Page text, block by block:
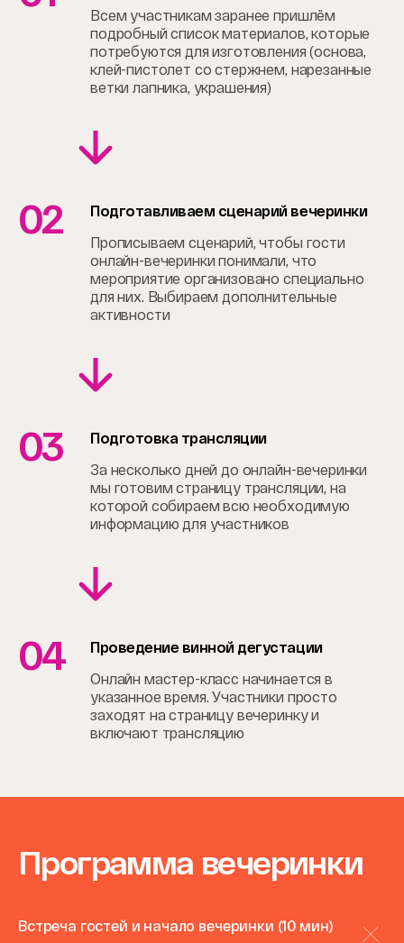
Всем участникам заранее пришлём
подробный список материалов, которые
потребуются для изготовления (основа,
клей-пистолет со стержнем, нарезанные
ветки лапника, украшения)
02 Подготавливаем сценарий вечеринки
Прописываем сценарий, чтобы гости
онлайн-вечеринки понимали, что
мероприятие организовано специально
для них. Выбираем дополнительные
активности
03 Подготовка трансляции
За несколько дней до онлайн-вечеринки
мы готовим страницу трансляции, на
которой собираем всю необходимую
информацию для участников
04 Проведение винной дегустации
Онлайн мастер-класс начинается в
указанное время. Участники просто
заходят на страницу вечеринку и
включают трансляцию
Программа вечеринки
Встреча гостей и начало вечеринки (10 мин)